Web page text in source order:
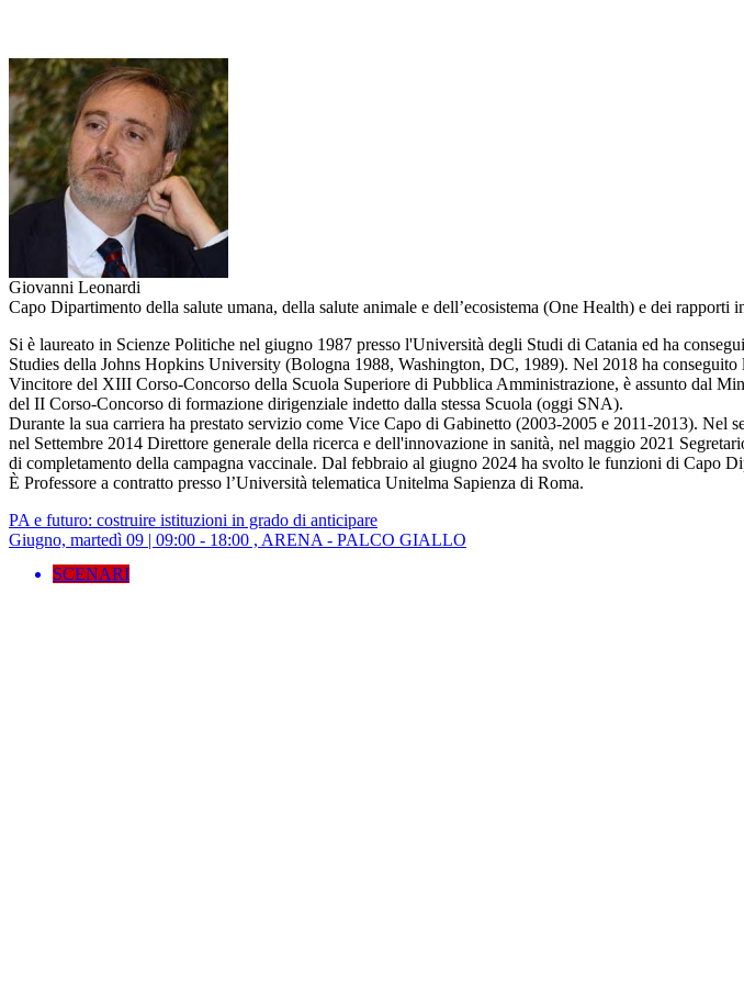
Giovanni Leonardi
Capo Dipartimento della salute umana, della salute animale e dell’ecosistema (One Health) e dei rapporti
Si è laureato in Scienze Politiche nel giugno 1987 presso l'Università degli Studi di Catania ed ha
Studies della Johns Hopkins University (Bologna 1988, Washington, DC, 1989). Nel 2018 ha
Vincitore del XIII Corso-Concorso della Scuola Superiore di Pubblica Amministrazione, è assunto dal
del II Corso-Concorso di formazione dirigenziale indetto dalla stessa Scuola (oggi SNA).
Durante la sua carriera ha prestato servizio come Vice Capo di Gabinetto (2003-2005 e 2011-2013). Nel
nel Settembre 2014 Direttore generale della ricerca e dell'innovazione in sanità, nel maggio 2021
di completamento della campagna vaccinale. Dal febbraio al giugno 2024 ha svolto le funzioni di Capo
È Professore a contratto presso l’Università telematica Unitelma Sapienza di Roma.
PA e futuro: costruire istituzioni in grado di anticipare
Giugno, martedì 09 | 09:00 - 18:00 , ARENA - PALCO GIALLO
SCENARI